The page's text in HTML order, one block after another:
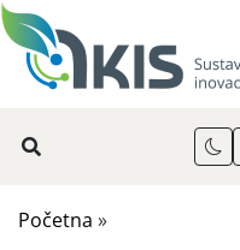
Početna »